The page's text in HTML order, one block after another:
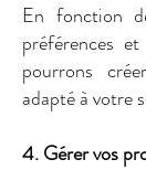
En fonction
préférences
pourrons
adapté à votre
4. Gérer vos